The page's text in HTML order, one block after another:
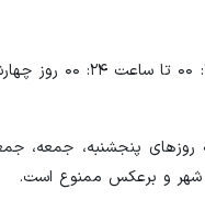
شهر و برعکس ممنوع است.